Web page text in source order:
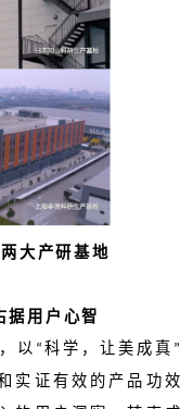
大产研基地
据用户心智
以 “科学，让美成真 ”
实证有效的产品功效